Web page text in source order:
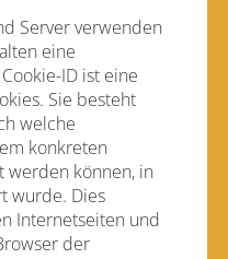
Server verwenden
eine
ID ist eine
Sie besteht
welche
konkreten
werden können, in
wurde. Dies
Internetseiten und
der